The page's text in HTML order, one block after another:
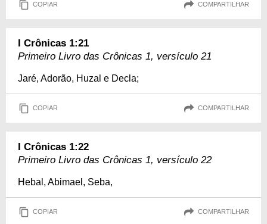
COPIAR COMPARTILHAR
I Crônicas 1:21
Primeiro Livro das Crônicas 1, versículo 21
Jaré, Adorão, Huzal e Decla;
COPIAR COMPARTILHAR
I Crônicas 1:22
Primeiro Livro das Crônicas 1, versículo 22
Hebal, Abimael, Seba,
COPIAR COMPARTILHAR